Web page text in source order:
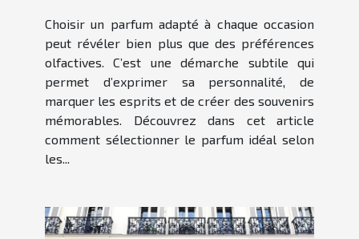
Choisir un parfum adapté à chaque occasion
peut révéler bien plus que des préférences
olfactives. C’est une démarche subtile qui
permet d’exprimer sa personnalité, de
marquer les esprits et de créer des souvenirs
mémorables. Découvrez dans cet article
comment sélectionner le parfum idéal selon
les...